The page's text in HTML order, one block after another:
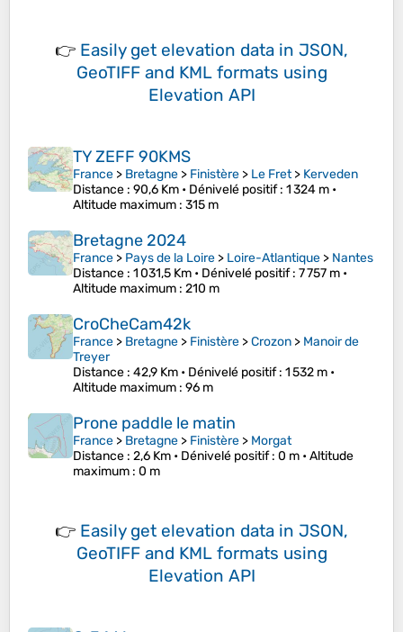
👉 Easily get elevation data in JSON,
GeoTIFF and KML formats using
Elevation API
TY ZEFF 90KMS
France > Bretagne > Finistère > Le Fret> Kerveden
Distance : 90,6 Km • Dénivelé positif: 1 324 m •
Altitude maximum : 315 m
Bretagne 2024
France > Pays de la Loire > Loire-Atlantique > Nantes
Distance : 1 031,5 Km • Dénivelé positif: 7 757 m •
Altitude maximum : 210 m
CroCheCam42k
France > Bretagne > Finistère >Crozon > Manoir de
Treyer
Distance : 42,9 Km • Dénivelé positif: 1 532 m •
Altitude maximum : 96 m
Prone paddle le matin
France > Bretagne > Finistère > Morgat
Distance : 2,6 Km • Dénivelé positif: 0 m •Altitude
maximum : 0 m
👉 Easily get elevation data in JSON,
GeoTIFF and KML formats using
Elevation API